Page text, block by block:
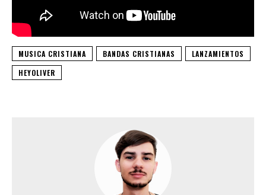
MUSICA CRISTIANA BANDAS CRISTIANAS
LANZAMIENTOS
HEYOLIVER